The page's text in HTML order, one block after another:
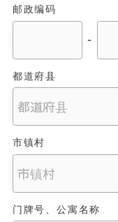
邮政编码
-
都道府县
市镇村
门牌号、公寓名称